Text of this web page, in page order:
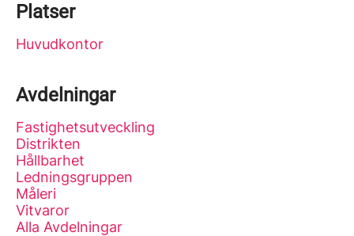
Platser
Huvudkontor
Avdelningar
Fastighetsutveckling
Distrikten
Hållbarhet
Ledningsgruppen
Måleri
Vitvaror
Alla Avdelningar